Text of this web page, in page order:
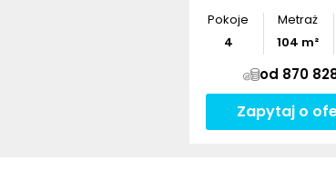
Pokoje
4
Metraż
104 m²
od 870
Zapytaj o